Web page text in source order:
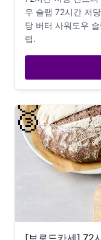
우 슬랩 72시간 저
당 버터 사워도우
랩.
🥉
[브로드카세] 72